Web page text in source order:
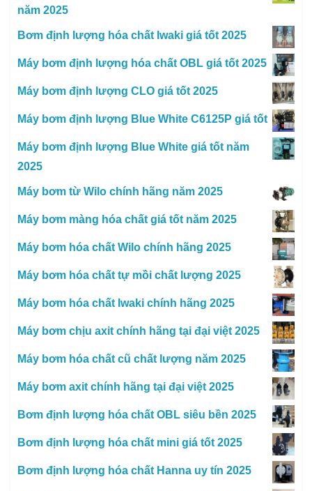
năm 2025
Bơm định lượng hóa chất Iwaki giá tốt 2025
Máy bơm định lượng hóa chất OBL giá tốt 2025
Máy bơm định lượng CLO giá tốt 2025
Máy bơm định lượng Blue White C6125P giá tốt
Máy bơm định lượng Blue White giá tốt năm
2025
Máy bơm từ Wilo chính hãng năm 2025
Máy bơm màng hóa chất giá tốt năm 2025
Máy bơm hóa chất Wilo chính hãng 2025
Máy bơm hóa chất tự mồi chất lượng 2025
Máy bơm hóa chất Iwaki chính hãng 2025
Máy bơm chịu axit chính hãng tại đại việt 2025
Máy bơm hóa chất cũ chất lượng năm 2025
Máy bơm axit chính hãng tại đại việt 2025
Bơm định lượng hóa chất OBL siêu bền 2025
Bơm định lượng hóa chất mini giá tốt 2025
Bơm định lượng hóa chất Hanna uy tín 2025